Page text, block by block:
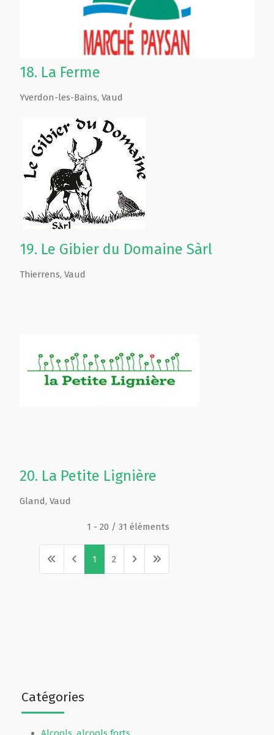
Catégories
18. La Ferme
Yverdon-les-Bains, Vaud
19. Le Gibier du Domaine Sàrl
Thierrens, Vaud
20. La Petite Lignière
Gland, Vaud
1 - 20 / 31 éléments
1 2